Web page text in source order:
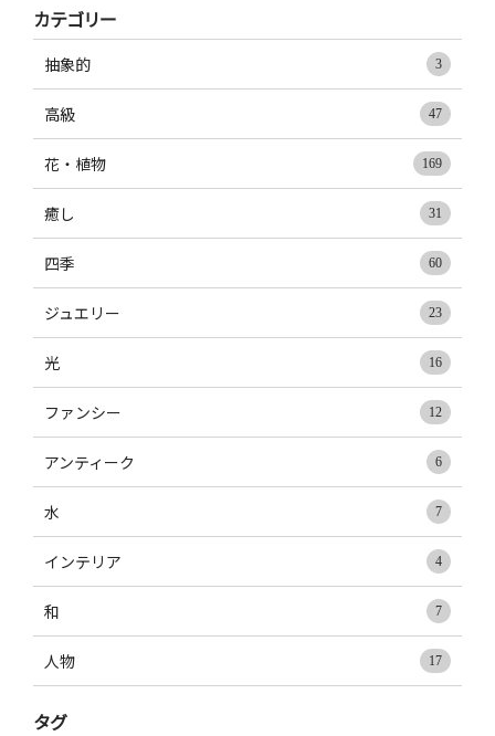
カテゴリー
抽象的 3
高級 47
花・植物 169
癒し 31
四季 60
ジュエリー 23
光 16
ファンシー 12
アンティーク 6
水 7
インテリア 4
和 7
人物 17
タグ